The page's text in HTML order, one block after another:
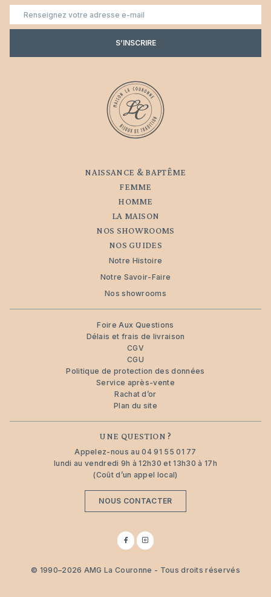
E-
S’INSCRIRE
NAISSANCE & BAPTÊME
FEMME
HOMME
LA MAISON
NOS SHOWROOMS
NOS GUIDES
Notre Histoire
Notre Savoir-Faire
Nos showrooms
Foire Aux Questions
Délais et frais de livraison
CGV
CGU
Politique de protection des données
Service après-vente
Rachat d’or
Plan du site
UNE QUESTION ?
Appelez-nous au04 91 55 01 77
lundi au vendredi 9h à 12h30 et 13h30 à 17h
(Coût d’un appel local)
NOUS CONTACTER
Suivez-
nous
Suivez-
nous
© 1990–2026 AMG La Couronne - Tous droits réservés